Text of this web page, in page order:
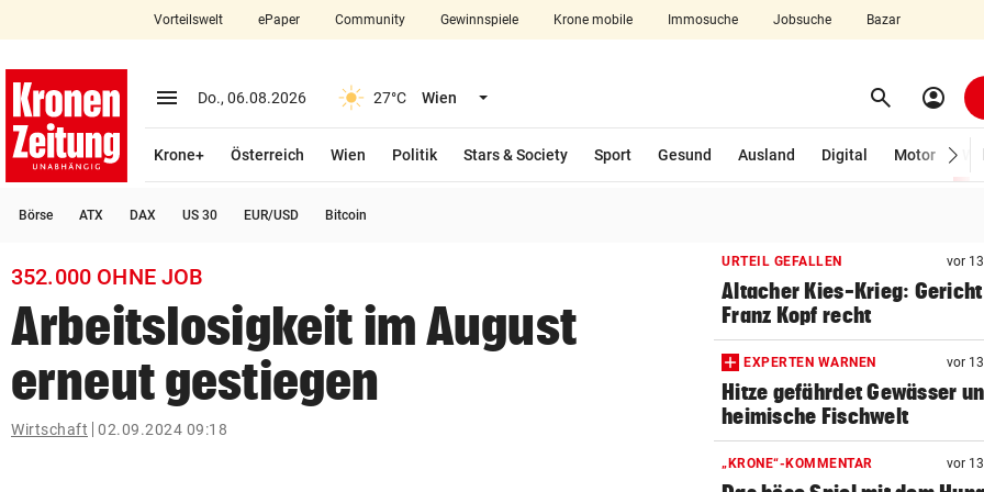
closeSchließen
account_circle Anmelden
arrow_right
search
Suchbegriff
eingeben
Vorteilswelt ePaper Community Gewinnspiele Krone mobile Immosuche Jobsuche Bazar
menu Menü aufklappen
Do., 06.08.2026 27°C Wien Menü aufklappen search Suchen
account_circle
Krone+ Österreich Wien Politik Stars & Society Sport Gesund Ausland Digital Motor
Börse ATX DAX US 30 EUR/USD Bitcoin
352.000 OHNE JOB
Arbeitslosigkeit im August
erneut gestiegen
Wirtschaft 02.09.2024 09:18
URTEIL GEFALLEN vor
Altacher Kies-Krieg:
Franz Kopf recht
EXPERTEN WARNEN vor
Hitze gefährdet Gewässer
heimische Fischwelt
„KRONE“-KOMMENTAR vor